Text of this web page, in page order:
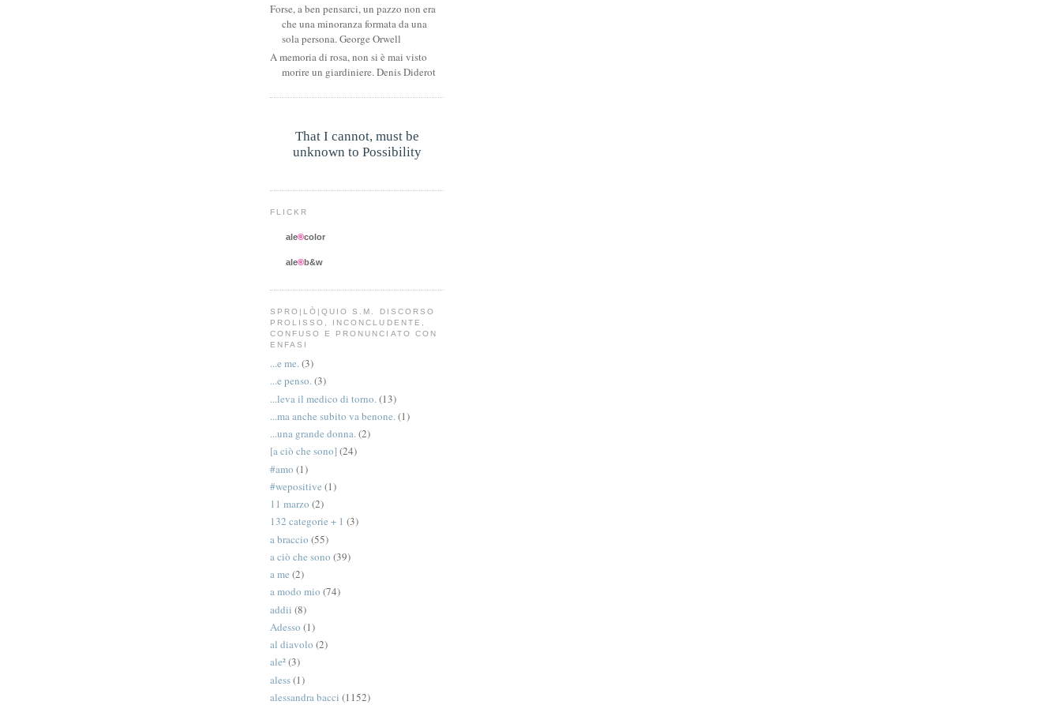
Forse, a ben pensarci, un pazzo non era
che una minoranza formata da una
sola persona. George Orwell
A memoria di rosa, non si è mai visto
morire un giardiniere. Denis Diderot
That I cannot, must be
unknown to Possibility
FLICKR
ale®color
ale®b&w
SPRO|LÒ|QUIO S.M. DISCORSO
PROLISSO, INCONCLUDENTE,
CONFUSO E PRONUNCIATO CON
ENFASI
...e me.(3)
...e penso.(3)
...leva il medico di torno.(13)
...ma anche subito va benone.(1)
...una grande donna.(2)
[a ciò che sono] (24)
#amo (1)
#wepositive (1)
11 marzo (2)
132 categorie + 1 (3)
a braccio (55)
a ciò che sono (39)
a me (2)
a modo mio (74)
addii (8)
Adesso (1)
al diavolo (2)
ale²(3)
aless(1)
alessandra bacci (1152)